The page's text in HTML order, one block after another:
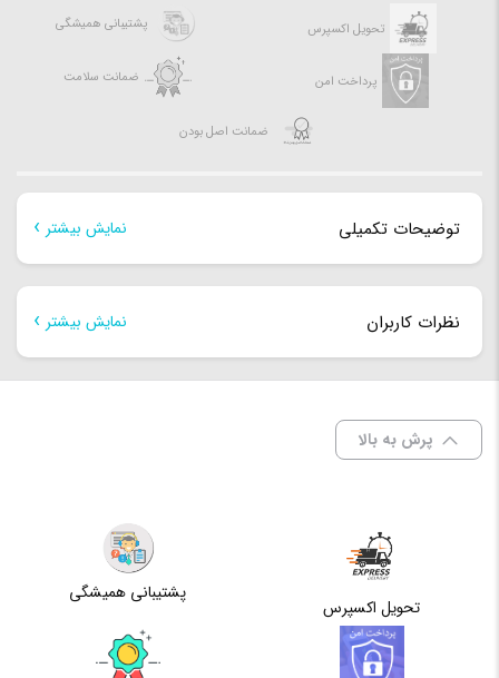
تحویل اکسپرس پشتیبانی همیشگی
پرداخت امن ضمانت سلامت
ضمانت اصل بودن
توضیحات تکمیلی نمایش بیشتر
توضیحات تکمیلی
سازنده unix
ساده
ظرفیت
32GB
نظرات کاربران نمایش بیشتر
هنوز بررسی‌ای ثبت نشده است.
اولین کسی باشید که دیدگاهی می نویسد “فلش مموری
یونیکس U250 ظرفیت 32 گیگابایت”پرش به بالا
تحویل اکسپرس
پشتیبانی همیشگی